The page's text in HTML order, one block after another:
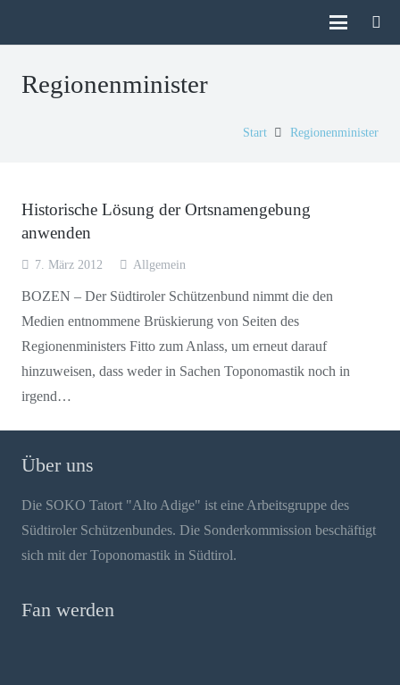
Regionenminister
Start Regionenminister
Historische Lösung der Ortsnamengebung
anwenden
7. März 2012 Allgemein
BOZEN – Der Südtiroler Schützenbund nimmt die den
Medien entnommene Brüskierung von Seiten des
Regionenministers Fitto zum Anlass, um erneut darauf
hinzuweisen, dass weder in Sachen Toponomastik noch in
irgend…
Über uns
Die SOKO Tatort "Alto Adige" ist eine Arbeitsgruppe des
Südtiroler Schützenbundes. Die Sonderkommission beschäftigt
sich mit der Toponomastik in Südtirol.
Fan werden